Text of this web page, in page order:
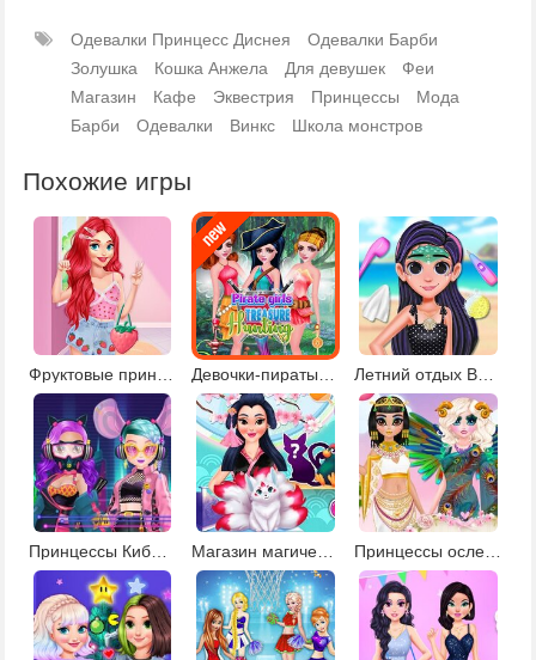
Одевалки Принцесс Диснея
Одевалки Барби
Золушка
Кошка Анжела Для девушек
Феи
Магазин
Кафе Эквестрия Принцессы
Мода
Барби
Одевалки Винкс Школа монстров
Похожие игры
Летний отдых Вайлет
Принцессы КиберПанк 220 Магазин магических существ Принцессы ослепительные богини